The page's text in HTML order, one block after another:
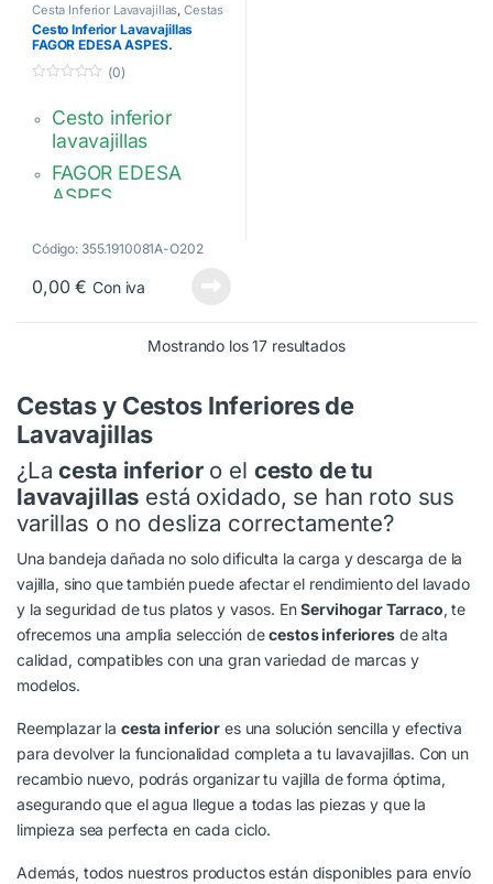
Cesta Inferior Lavavajillas, Cestas
Lavavajillas
Cesto Inferior Lavavajillas
FAGOR EDESA ASPES.
LV0860100
e
(0)
Cesto inferior
lavavajillas
FAGOR EDESA
ASPES
Código: 355.1910081A-O202
0,00€ Con iva
Mostrando los 17 resultadosOrdenado por
Cestas y Cestos Inferiores de
Lavavajillas
¿Lacesta inferioro el cesto de tu
lavavajillas está oxidado, se han roto sus
varillas o no desliza correctamente?
Una bandeja dañada no solo dificulta la carga y descarga de la
vajilla, sino que también puede afectar el rendimiento del lavado
y la seguridad de tus platos y vasos. EnServihogar Tarraco, te
ofrecemos una amplia selección decestos inferioresde alta
calidad, compatibles con una gran variedad de marcas y
modelos.
Reemplazar lacesta inferior es una solución sencilla y efectiva
para devolver la funcionalidad completa a tu lavavajillas. Con un
recambio nuevo, podrás organizar tu vajilla de forma óptima,
asegurando que el agua llegue a todas las piezas y que la
limpieza sea perfecta en cada ciclo.
Además, todos nuestros productos están disponibles para envío